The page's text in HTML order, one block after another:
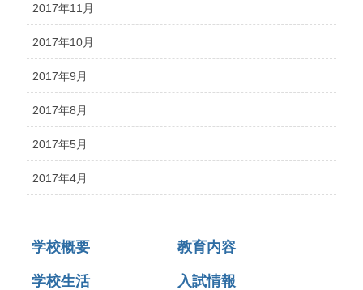
2017年11月
2017年10月
2017年9月
2017年8月
2017年5月
2017年4月
学校概要 教育内容
学校生活 入試情報